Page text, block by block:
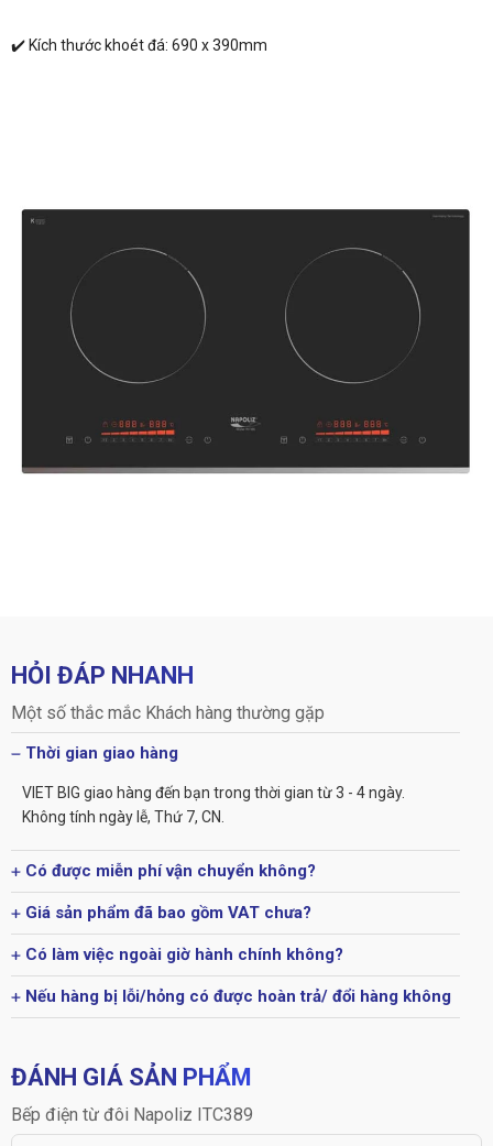
✔️ Kích thước khoét đá: 690 x 390mm
HỎI ĐÁP NHANH
Một số thắc mắc Khách hàng thường gặp
Thời gian giao hàng
VIET BIG giao hàng đến bạn trong thời gian từ 3 - 4 ngày.
Không tính ngày lễ, Thứ 7, CN.
Có được miễn phí vận chuyển không?
Giá sản phẩm đã bao gồm VAT chưa?
Có làm việc ngoài giờ hành chính không?
Nếu hàng bị lỗi/hỏng có được hoàn trả/ đổi hàng không
ĐÁNH GIÁ SẢN PHẨM
Bếp điện từ đôi Napoliz ITC389